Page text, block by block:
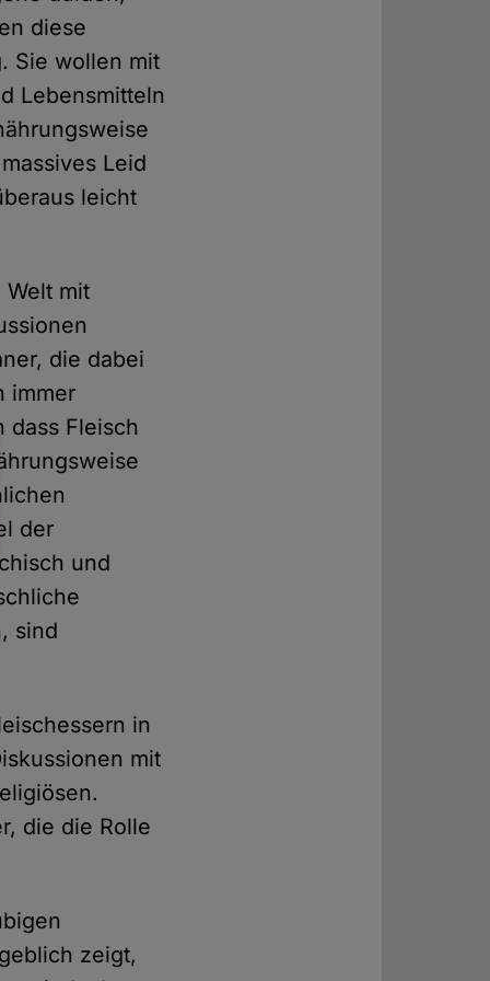
diese
Sie wollen mit
Lebensmitteln
Leid
leicht
Welt mit
die dabei
immer
dass Fleisch
der
und
sind
in
mit
die die Rolle
zeigt,